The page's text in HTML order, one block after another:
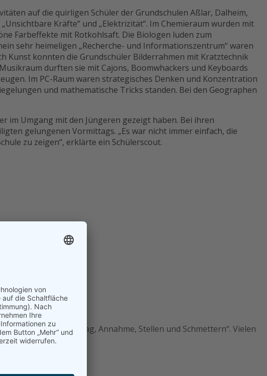
auf die quirligen Schüler der Grundschulen Aßlar, Dalheim,
Kräfte“ und „Elektrizität“. Im Chemieraum wurden mit
Farbeffekte mit Rotkohlsaft. Die Biologen luden zum
sehr heimeligen „Recherche- und Informationszentrum“ waren
Kunst konnten die Grundschüler Bilderrahmen mit Kratztechnik
durften sie mit Cajons, Boomwhackers und Keyboards
Im PC-Raum waren strategisches Denken und Konzentration
und mathematische Tricks standen. Bei den Geographen
im Umgang mit den Jüngeren gezeigt haben. Bei ihren
gelungenen Vormittags. „Es war nicht immer einfach, die
zu zeigen“, erklärte ein Schülerscout.
wieder „Aufschlag, Annahme, Stellen und Schmettern“. Vielen